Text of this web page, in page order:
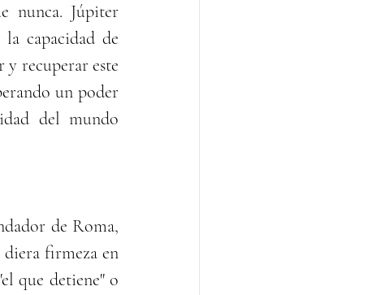
nunca. Júpiter
capacidad de
y recuperar este
un poder
del mundo
de Roma,
diera firmeza en
que detiene" o